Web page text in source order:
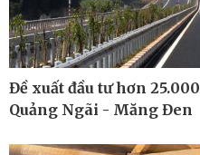
Bất động sản
Khởi nghiệp
Đề xuất đầu tư hơn
Quảng Ngãi - Măng Đen